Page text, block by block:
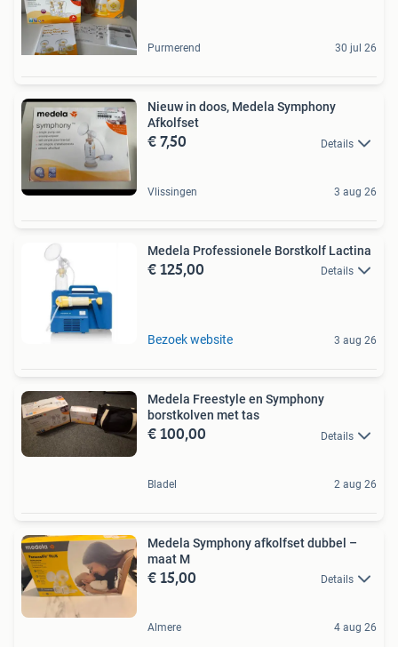
Purmerend 30 jul 26
Nieuw in doos, Medela Symphony
Afkolfset
€ 7,50 Details
Vlissingen 3 aug 26
Medela Professionele Borstkolf Lactina
€ 125,00 Details
Bezoek website 3 aug 26
Medela Freestyle en Symphony
borstkolven met tas
€ 100,00 Details
Bladel 2 aug 26
Medela Symphony afkolfset dubbel –
maat M
€ 15,00 Details
Almere 4 aug 26